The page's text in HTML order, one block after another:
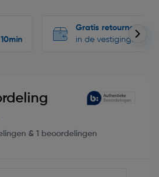
10min
Gratis retourneren
in de vestigingen
& 1 beoordelingen